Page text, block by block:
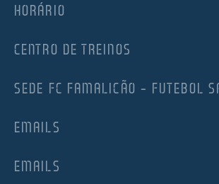
HORÁRIO
CENTRO DE TREINOS
SEDE FC FAMALICÃO – FUTEBOL
EMAILS
EMAILS